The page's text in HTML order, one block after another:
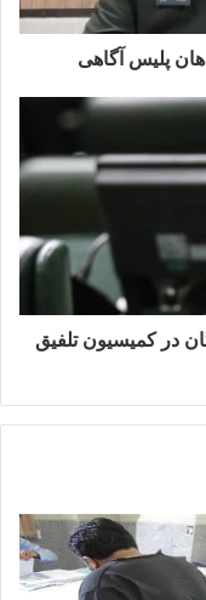
پلیس آگاهی
در کمیسیون تلفیق